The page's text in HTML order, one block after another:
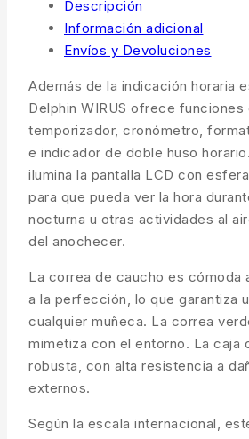
Descripción
Información adicional
Envíos y Devoluciones
Además de la indicación horaria
Delphin WIRUS ofrece funciones
temporizador, cronómetro,
e indicador de doble huso
ilumina la pantalla LCD con
para que pueda ver la hora
nocturna u otras actividades al
del anochecer.
La correa de caucho es cómoda
a la perfección, lo que garantiza
cualquier muñeca. La correa
mimetiza con el entorno. La caja
robusta, con alta resistencia a
externos.
Según la escala internacional,